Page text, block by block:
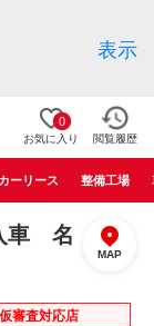
表示
0
お気に入り 閲覧履歴
カーリース 整備工場
車 名
MAP
審査対応店